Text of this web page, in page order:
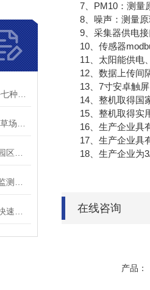
7、PM10：测量原
8、噪声：测量原
9、采集器供电接
10、传感器
11、太阳能供电、
12、数据上传间隔
13、7寸安卓触屏
14、整机取得国
15、整机取得实用
16、生产企业具有
17、生产企业具
18、生产企业为
在线咨询
产品：